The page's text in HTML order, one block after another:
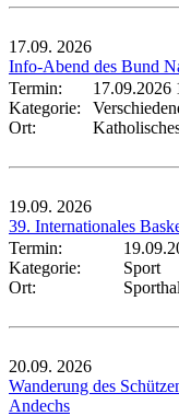
17.09. 2026
Info-Abend des Bund
Termin:
17.09.2026
Kategorie:
Ort:
19.09. 2026
39. Internationales
Termin:
Kategorie:
Sport
Ort:
20.09. 2026
Wanderung des
Andechs